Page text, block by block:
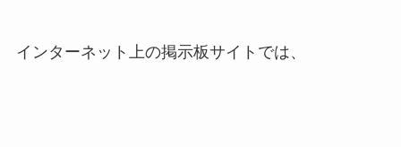
インターネット上の掲示板サイトでは、